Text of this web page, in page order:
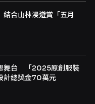
合山林漫遊賞「五月
舞台 「2025原創服裝
計總獎金70萬元